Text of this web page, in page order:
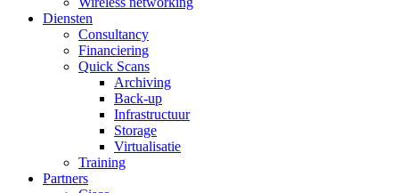
Diensten
Consultancy
Financiering
Quick Scans
Archiving
Back-up
Infrastructuur
Storage
Virtualisatie
Training
Partners